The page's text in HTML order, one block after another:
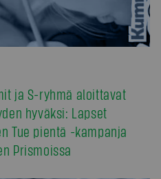
ja S-ryhmä aloittavat
hyväksi: Lapset
Tue pientä -kampanja
Prismoissa